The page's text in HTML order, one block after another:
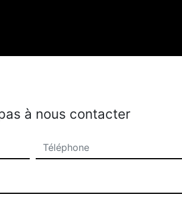
à nous contacter